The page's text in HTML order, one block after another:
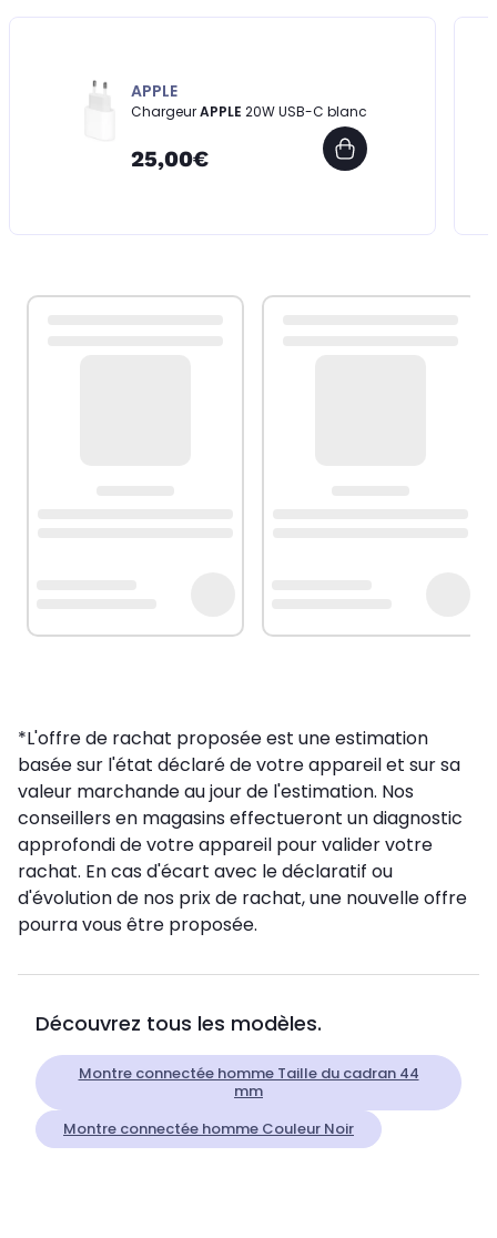
APPLE
ChargeurAPPLE 20W USB-C blanc
25,00€
*L'offre de rachat proposée est une estimation
basée sur l'état déclaré de votre appareil et sur sa
valeur marchande au jour de l'estimation. Nos
conseillers en magasins effectueront un diagnostic
approfondi de votre appareil pour valider votre
rachat. En cas d'écart avec le déclaratif ou
d'évolution de nos prix de rachat, une nouvelle offre
pourra vous être proposée.
Découvrez tous les modèles.
Montre connectée homme Taille du cadran 44
mm
Montre connectée homme Couleur Noir